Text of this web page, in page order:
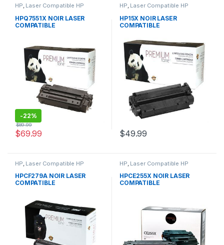
HP, Laser Compatible HP
HPQ7551X NOIR LASER
COMPATIBLE
-22%
$69.99
$89.99
HP, Laser Compatible HP
HP15X NOIR LASER
COMPATIBLE
$49.99
HP, Laser Compatible HP
HPCF279A NOIR LASER
COMPATIBLE
HP, Laser Compatible HP
HPCE255X NOIR LASER
COMPATIBLE